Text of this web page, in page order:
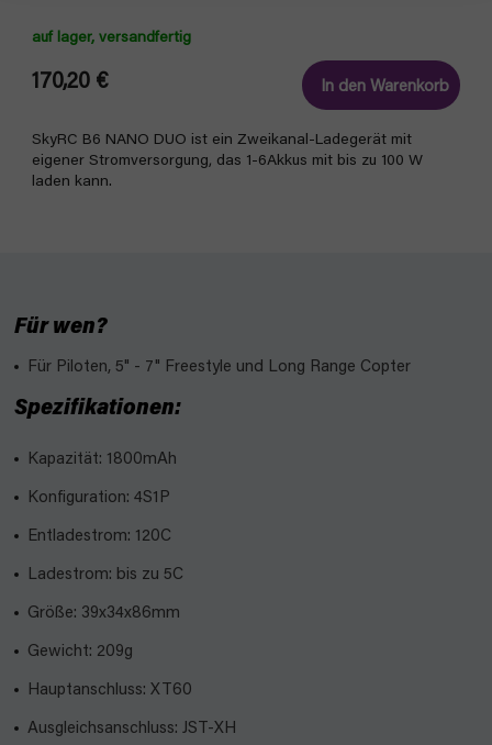
auf lager, versandfertig
170,20 € In den Warenkorb
SkyRC B6 NANO DUO ist ein Zweikanal-Ladegerät mit
eigener Stromversorgung, das 1-6Akkus mit bis zu 100 W
laden kann.
Für wen?
Für Piloten, 5" - 7" Freestyle und Long Range Copter
Spezifikationen:
Kapazität: 1800mAh
Konfiguration: 4S1P
Entladestrom: 120C
Ladestrom: bis zu 5C
Größe: 39x34x86mm
Gewicht: 209g
Hauptanschluss: XT60
Ausgleichsanschluss: JST-XH